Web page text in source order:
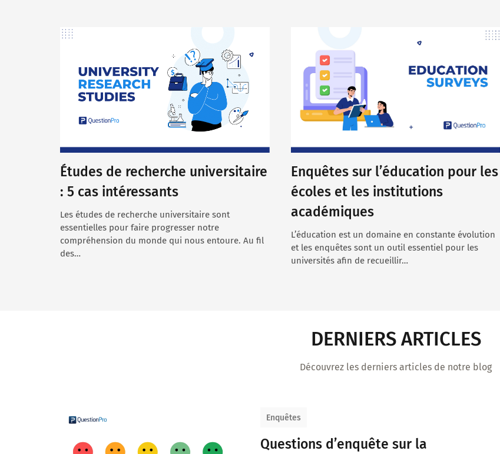
Études de recherche universitaire
: 5 cas intéressants
Les études de recherche universitaire sont
essentielles pour faire progresser notre
compréhension du monde qui nous entoure. Au fil
des…
Enquêtes sur l’éducation pour les
écoles et les institutions
académiques
L’éducation est un domaine en constante évolution
et les enquêtes sont un outil essentiel pour les
universités afin de recueillir…
DERNIERS ARTICLES
Découvrez les derniers articles de notre blog
Enquêtes
Questions d’enquête sur la